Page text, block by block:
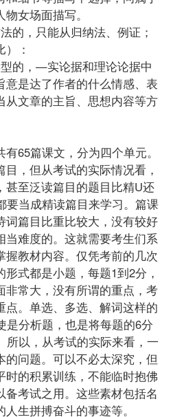
女场面描写。
，只能从归纳法、例证；
：
的，—实论据和理论论据中
意是达了作者的什么情感、表
从文章的主旨、思想内容等方
篇课文，分为四个单元。
，但从考试的实际情况看，
甚至泛读篇目的题目比精U还
要当成精读篇目来学习。篇课
词篇目比重比较大，没有较好
当难度的。这就需要考生们系
握教材内容。仅凭考前的几次
式都是小题，每题1到2分，
非常大，没有所谓的重点，考
点。单选、多选、解词这样的
是分析题，也是将每题的6分
所以，从考试的实际来看，一
的问题。可以不必太深究，但
时的积累训练，不能临时抱佛
备考试之用。这些素材包括名
生拼搏奋斗的事迹等。